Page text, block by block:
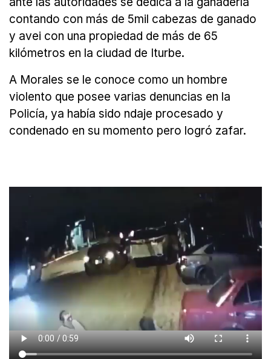
contando con más de 5mil cabezas de ganado
y avei con una propiedad de más de 65
kilómetros en la ciudad de Iturbe.
A Morales se le conoce como un hombre
violento que posee varias denuncias en la
Policía, ya había sido ndaje procesado y
condenado en su momento pero logró zafar.